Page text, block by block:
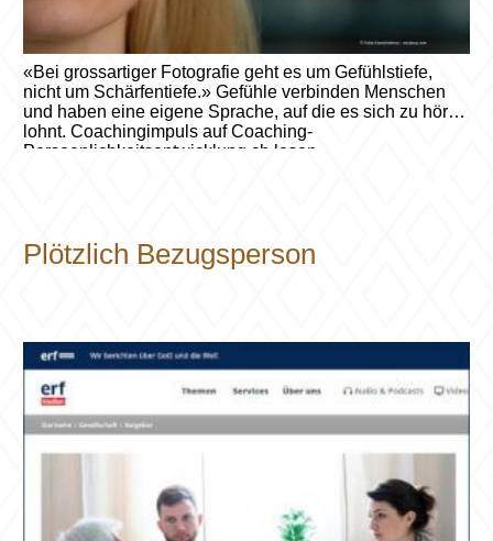
«Bei grossartiger Fotografie geht es um Gefühlstiefe,
nicht um Schärfentiefe.» Gefühle verbinden Menschen
und haben eine eigene Sprache, auf die es sich zu hören
lohnt. Coachingimpuls auf Coaching-
Persoenlichkeitsentwicklung.ch lesen.
Plötzlich Bezugsperson